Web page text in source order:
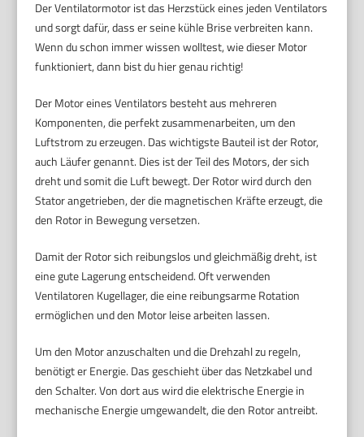
Der Ventilatormotor ist das Herzstück eines jeden Ventilators
und sorgt dafür, dass er seine kühle Brise verbreiten kann.
Wenn du schon immer wissen wolltest, wie dieser Motor
funktioniert, dann bist du hier genau richtig!
Der Motor eines Ventilators besteht aus mehreren
Komponenten, die perfekt zusammenarbeiten, um den
Luftstrom zu erzeugen. Das wichtigste Bauteil ist der Rotor,
auch Läufer genannt. Dies ist der Teil des Motors, der sich
dreht und somit die Luft bewegt. Der Rotor wird durch den
Stator angetrieben, der die magnetischen Kräfte erzeugt, die
den Rotor in Bewegung versetzen.
Damit der Rotor sich reibungslos und gleichmäßig dreht, ist
eine gute Lagerung entscheidend. Oft verwenden
Ventilatoren Kugellager, die eine reibungsarme Rotation
ermöglichen und den Motor leise arbeiten lassen.
Um den Motor anzuschalten und die Drehzahl zu regeln,
benötigt er Energie. Das geschieht über das Netzkabel und
den Schalter. Von dort aus wird die elektrische Energie in
mechanische Energie umgewandelt, die den Rotor antreibt.